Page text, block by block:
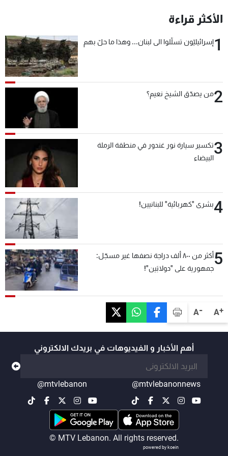
A+
A-
الأكثر قراءة
1إسرائيليّون تسلّلوا الى لبنان... وهذا ما حلّ بهم
2من يصدّق الشيخ نعيم؟
3تكسير سيارة نور غندور في منطقة الرملة
البيضاء
4بشرى "كهربائية" للبنانيين!
5
أكثر من ٨٠٠ ألف دراجة نصفها غير مسجّل:
جمهورية على "دولابَين"!
أهم الأخبار و الفيديوهات في بريدك الالكتروني
@mtvlebanonnews
@mtvlebanon
© MTV Lebanon. All rights reserved.
powered by koein
شاهد البرامج
الترددات
شروط الإسـتخدام
سياسة الخصوصية